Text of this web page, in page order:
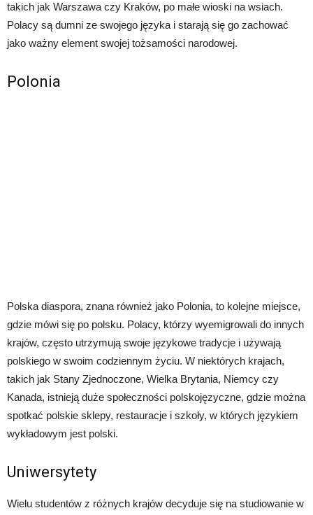
takich jak Warszawa czy Kraków, po małe wioski na wsiach.
Polacy są dumni ze swojego języka i starają się go zachować
jako ważny element swojej tożsamości narodowej.
Polonia
Polska diaspora, znana również jako Polonia, to kolejne miejsce,
gdzie mówi się po polsku. Polacy, którzy wyemigrowali do innych
krajów, często utrzymują swoje językowe tradycje i używają
polskiego w swoim codziennym życiu. W niektórych krajach,
takich jak Stany Zjednoczone, Wielka Brytania, Niemcy czy
Kanada, istnieją duże społeczności polskojęzyczne, gdzie można
spotkać polskie sklepy, restauracje i szkoły, w których językiem
wykładowym jest polski.
Uniwersytety
Wielu studentów z różnych krajów decyduje się na studiowanie w